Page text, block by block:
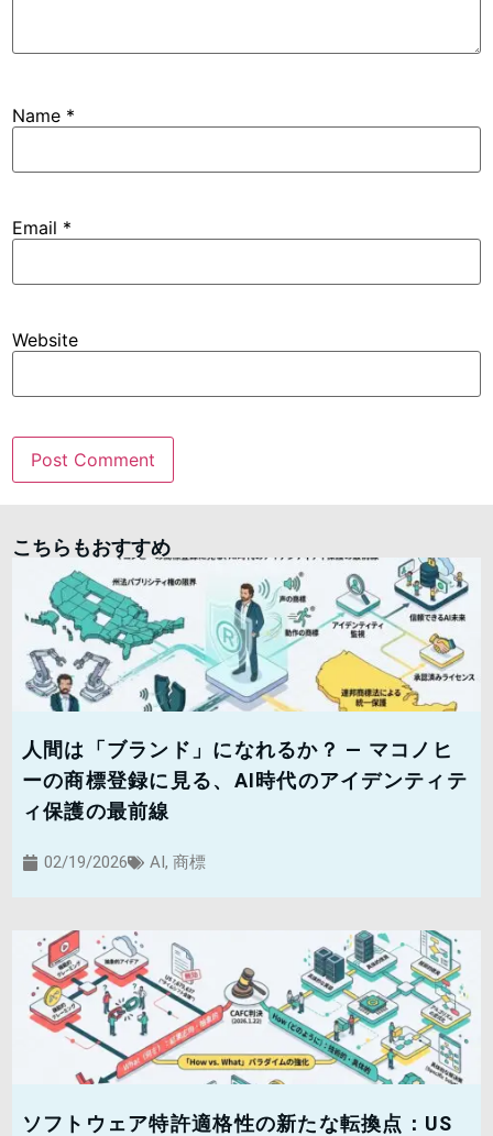
Name *
Email *
Website
こちらもおすすめ
人間は「ブランド」になれるか？ — マコノヒ
ーの商標登録に見る、AI時代のアイデンティテ
ィ保護の最前線
02/19/2026 AI, 商標
ソフトウェア特許適格性の新たな転換点：US